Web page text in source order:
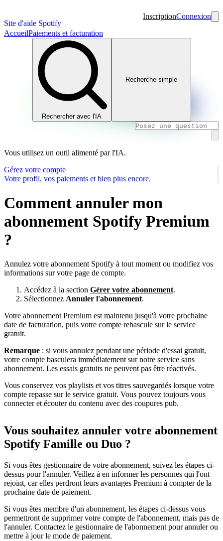
Site d'aide Spotify
InscriptionConnexion
AccueilPaiements et facturation
Rechercher avec l'IA
Recherche simple
Vous utilisez un outil alimenté par l'IA.
Gérez votre compte
Votre profil, vos paiements et bien plus encore.
Comment annuler mon
abonnement Spotify Premium
?
Annulez votre abonnement Spotify à tout moment ou modifiez vos
informations sur votre page de compte.
Accédez à la section Gérer votre abonnement.
Sélectionnez Annuler l'abonnement.
Votre abonnement Premium est maintenu jusqu'à votre prochaine
date de facturation, puis votre compte rebascule sur le service
gratuit.
Remarque : si vous annulez pendant une période d'essai gratuit,
votre compte basculera immédiatement sur notre service sans
abonnement. Les essais gratuits ne peuvent pas être réactivés.
Vous conservez vos playlists et vos titres sauvegardés lorsque votre
compte repasse sur le service gratuit. Vous pouvez toujours vous
connecter et écouter du contenu avec des coupures pub.
Vous souhaitez annuler votre abonnement
Spotify Famille ou Duo ?
Si vous êtes gestionnaire de votre abonnement, suivez les étapes ci-
dessus pour l'annuler. Veillez à en informer les personnes qui l'ont
rejoint, car elles perdront leurs avantages Premium à compter de la
prochaine date de paiement.
Si vous êtes membre d'un abonnement, les étapes ci-dessus vous
permettront de supprimer votre compte de l'abonnement, mais pas de
l'annuler. Contactez le gestionnaire de l'abonnement pour annuler ou
mettre à jour le mode de paiement.